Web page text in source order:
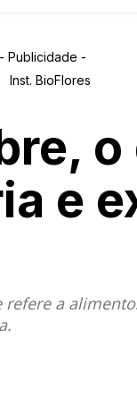
- Publicidade -
o
e
a